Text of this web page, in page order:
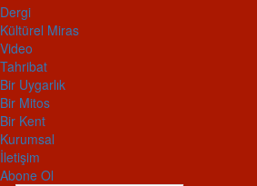
Dergi
Kültürel Miras
Video
Tahribat
Bir Uygarlık
Bir Mitos
Bir Kent
Kurumsal
İletişim
Abone Ol